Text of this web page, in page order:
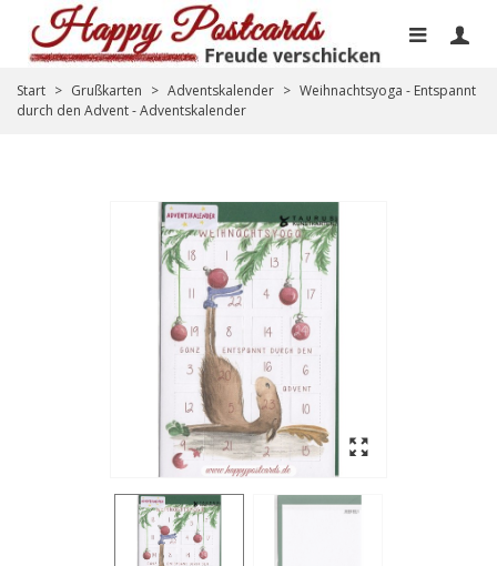
Start > Grußkarten > Adventskalender > Weihnachtsyoga - Entspannt
durch den Advent - Adventskalender